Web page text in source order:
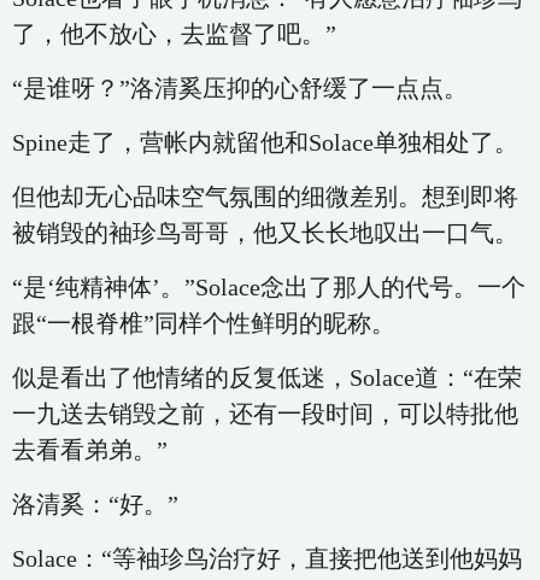
了，他不放心，去监督了吧。”
“是谁呀？”洛清奚压抑的心舒缓了一点点。
Spine走了，营帐内就留他和Solace单独相处了。
但他却无心品味空气氛围的细微差别。想到即将
被销毁的袖珍鸟哥哥，他又长长地叹出一口气。
“是‘纯精神体’。”Solace念出了那人的代号。一个
跟“一根脊椎”同样个性鲜明的昵称。
似是看出了他情绪的反复低迷，Solace道：“在荣
一九送去销毁之前，还有一段时间，可以特批他
去看看弟弟。”
洛清奚：“好。”
Solace：“等袖珍鸟治疗好，直接把他送到他妈妈